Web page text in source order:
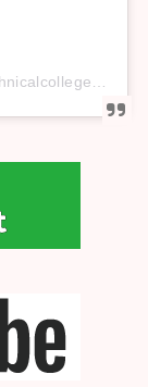
アクロス テクニカルカレッジ(@acrosstechnicalcollege)がシェアした投稿